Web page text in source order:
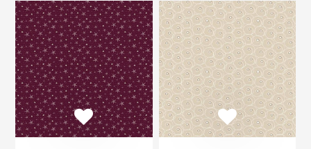
Bomuld "Fun in the forest"